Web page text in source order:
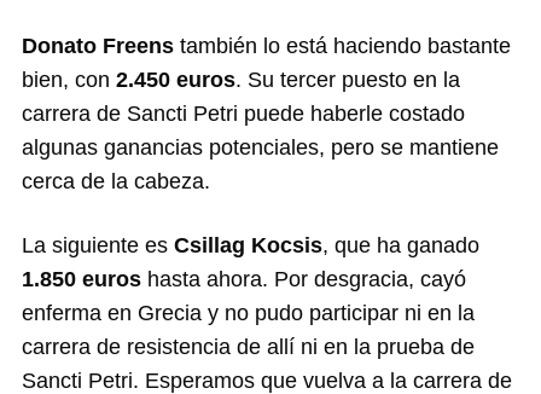
Donato Freenstambién lo está haciendo bastante
bien, con 2.450 euros. Su tercer puesto en la
carrera de Sancti Petri puede haberle costado
algunas ganancias potenciales, pero se mantiene
cerca de la cabeza.
La siguiente es Csillag Kocsis, que ha ganado
1.850 euroshasta ahora. Por desgracia, cayó
enferma en Grecia y no pudo participar ni en la
carrera de resistencia de allí ni en la prueba de
Sancti Petri. Esperamos que vuelva a la carrera de